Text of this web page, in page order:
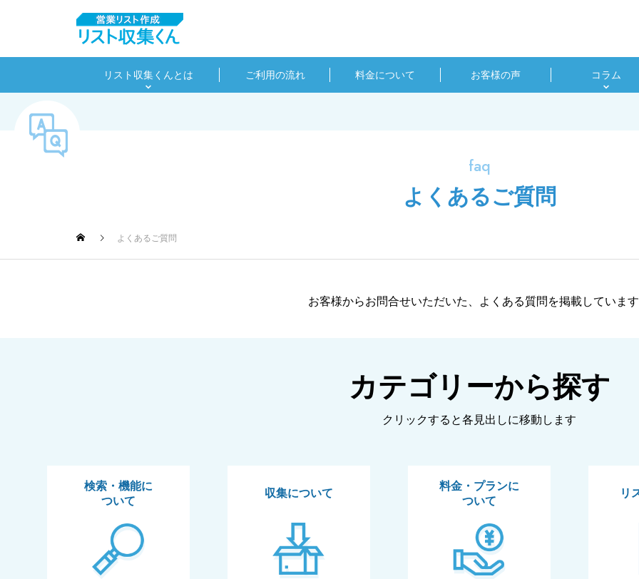
リスト収集くんとは ご利用の流れ 料金について お客様の声 コラム
faq
よくあるご質問
よくあるご質問
お客様からお問合せいただいた、よくある質問を掲載していま
カテゴリーから探す
クリックすると各見出しに移動します
検索・機能に
ついて
収集について
料金・プランに
ついて
リ